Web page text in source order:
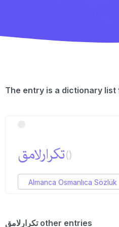
تكرارلامق()
Almanca Osmanlıca Sözlük
تكرارلامق other entries